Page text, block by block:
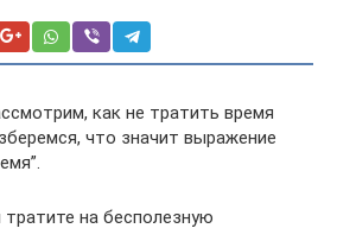
как не тратить время
что значит выражение
на бесполезную